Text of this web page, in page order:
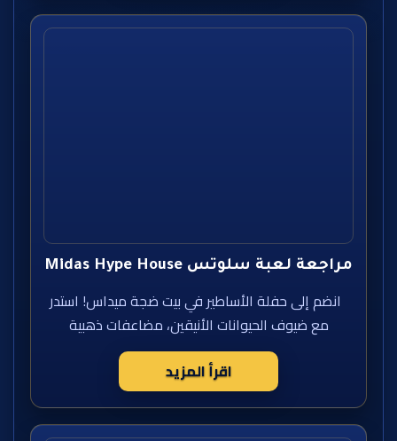
مراجعة لعبة سلوتس Midas Hype House
انضم إلى حفلة الأساطير في بيت ضجة ميداس! استدر
مع ضيوف الحيوانات الأنيقين، مضاعفات ذهبية
اقرأ المزيد